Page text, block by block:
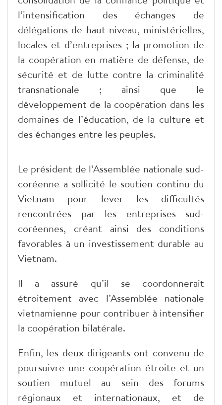
l’intensification des échanges de
délégations de haut niveau, ministérielles,
locales et d’entreprises ; la promotion de
la coopération en matière de défense, de
sécurité et de lutte contre la criminalité
transnationale ; ainsi que le
développement de la coopération dans les
domaines de l’éducation, de la culture et
des échanges entre les peuples.
Le président de l’Assemblée nationale sud-
coréenne a sollicité le soutien continu du
Vietnam pour lever les difficultés
rencontrées par les entreprises sud-
coréennes, créant ainsi des conditions
favorables à un investissement durable au
Vietnam.
Il a assuré qu’il se coordonnerait
étroitement avec l’Assemblée nationale
vietnamienne pour contribuer à intensifier
la coopération bilatérale.
Enfin, les deux dirigeants ont convenu de
poursuivre une coopération étroite et un
soutien mutuel au sein des forums
régionaux et internationaux, et de